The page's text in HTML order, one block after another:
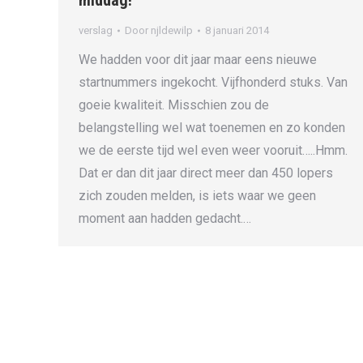
verslag Door njldewilp 8 januari 2014
We hadden voor dit jaar maar eens nieuwe
startnummers ingekocht. Vijfhonderd stuks. Van
goeie kwaliteit. Misschien zou de
belangstelling wel wat toenemen en zo konden
we de eerste tijd wel even weer vooruit…..Hmm.
Dat er dan dit jaar direct meer dan 450 lopers
zich zouden melden, is iets waar we geen
moment aan hadden gedacht.…